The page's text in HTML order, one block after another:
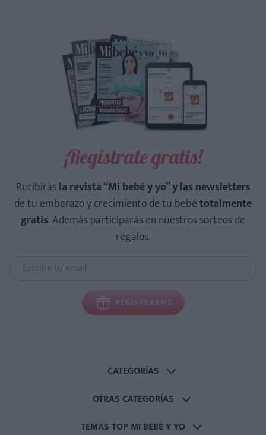
¡Regístrate gratis!
Recibirásla revista “Mi bebé y yo” y las newsletters
de tu embarazo y crecimiento de tu bebétotalmente
gratis. Además participarás en nuestros sorteos de
regalos.
REGISTRARME
CATEGORÍAS
OTRAS CATEGORÍAS
TEMAS TOP MI BEBÉ Y YO